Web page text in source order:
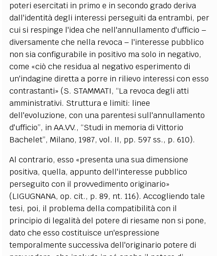
poteri esercitati in primo e in secondo grado deriva
dall'identità degli interessi perseguiti da entrambi, per
cui si respinge l'idea che nell'annullamento d'ufficio –
diversamente che nella revoca – l'interesse pubblico
non sia configurabile in positivo ma solo in negativo,
come «ciò che residua al negativo esperimento di
un'indagine diretta a porre in rilievo interessi con esso
contrastanti» (S. STAMMATI, “La revoca degli atti
amministrativi. Struttura e limiti: linee
dell'evoluzione, con una parentesi sull'annullamento
d'ufficio”, in AA.VV., “Studi in memoria di Vittorio
Bachelet”, Milano, 1987, vol. II, pp. 597 ss., p. 610).
Al contrario, esso «presenta una sua dimensione
positiva, quella, appunto dell'interesse pubblico
perseguito con il provvedimento originario»
(LIGUGNANA, op. cit., p. 89, nt. 116). Accogliendo tale
tesi, poi, il problema della compatibilità con il
principio di legalità del potere di riesame non si pone,
dato che esso costituisce un'espressione
temporalmente successiva dell'originario potere di